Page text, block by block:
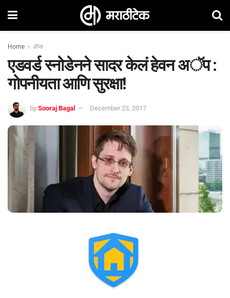
Home ॲप्स
एडवर्ड स्नोडेनने सादर केलं हेवन अॅप :
गोपनीयता आणि सुरक्षा!
by Sooraj Bagal December 23, 2017